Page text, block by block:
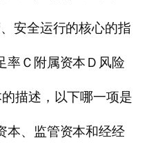
安全运行的核心的指
率Ｃ附属资本Ｄ风险
描述，以下哪一项是
本、监管资本和经经